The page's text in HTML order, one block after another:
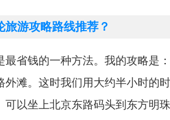
旅游攻略路线推荐？
最省钱的一种方法。我的攻略是
外滩。这时我们用大约半小时的
可以坐上北京东路码头到东方明